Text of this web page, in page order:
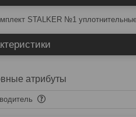
STALKER №1
атрибуты